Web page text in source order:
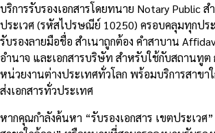
บริการรับรองเอกสารโดยทนาย Notary Public ส
ประเวศ (รหัสไปรษณีย์ 10250) ครอบคลุมทุกปร
รับรองลายมือชื่อ สำเนาถูกต้อง คำสาบาน
อำนาจ และเอกสารบริษัท สำหรับใช้กับสถานทูต
หน่วยงานต่างประเทศทั่วโลก พร้อมบริการสาข
ส่งเอกสารทั่วประเทศ
หากคุณกำลังค้นหา “รับรองเอกสาร เขตประเวศ